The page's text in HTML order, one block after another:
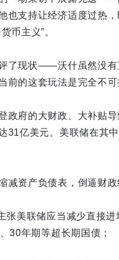
也支持让经济适度过热
币主义”。
了现状——沃什虽然没有
前的这套玩法是完全不可
政府的大财政、大补贴
31亿美元。美联储在其
减资产负债表，倒逼财政
张美联储应当减少直接
30年期等超长期国债；